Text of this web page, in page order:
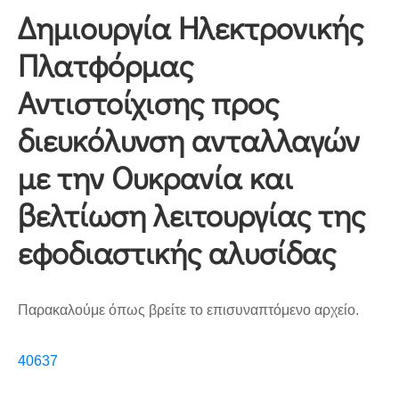
Προγράμματα
&
Δράσεις
Εκδηλώσεις
Επικοινωνία
Δημιουργία Ηλεκτρονικής
Πλατφόρμας
Αντιστοίχισης προς
διευκόλυνση ανταλλαγών
με την Ουκρανία και
βελτίωση λειτουργίας της
εφοδιαστικής αλυσίδας
Παρακαλούμε όπως βρείτε το επισυναπτόμενο αρχείο.
40637